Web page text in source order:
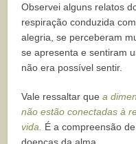
Observei alguns relatos
respiração conduzida
alegria, se perceberam
se apresenta e sentiram
não era possível sentir.
Vale ressaltar quea
não estão conectadas à
vida.
É a compreensão
doenças da alma.